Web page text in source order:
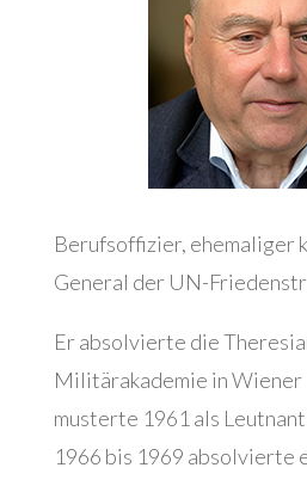
Berufsoffizier, ehemaliger
General der UN-
Er absolvierte die
Militärakademie in Wiener
musterte 1961 als Leutnant
1966 bis 1969 absolvierte